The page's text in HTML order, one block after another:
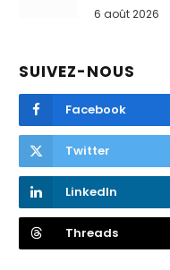
6 août 2026
SUIVEZ-NOUS
Facebook
Twitter
LinkedIn
Threads